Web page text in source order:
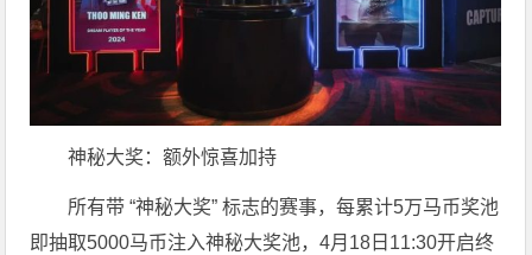
神秘大奖：额外惊喜加持
所有带 “神秘大奖” 标志的赛事，每累计5万马币奖池
即抽取5000马币注入神秘大奖池，4月18日11:30开启终